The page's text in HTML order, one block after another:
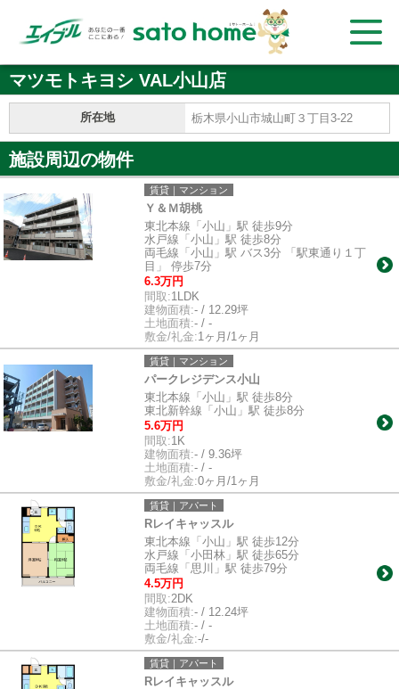
マツモトキヨシ VAL小山店
所在地 栃木県小山市城山町３丁目3-22
施設周辺の物件
賃貸｜マンション
Ｙ＆Ｍ胡桃
東北本線「小山」駅 徒歩9分
水戸線「小山」駅 徒歩8分
両毛線「小山」駅 バス3分 「駅東通り１丁
目」 停歩7分
6.3万円
間取:1LDK
建物面積:- / 12.29坪
土地面積:- / -
敷金/礼金:1ヶ月/1ヶ月
賃貸｜マンション
パークレジデンス小山
東北本線「小山」駅 徒歩8分
東北新幹線「小山」駅 徒歩8分
5.6万円
間取:1K
建物面積:- / 9.36坪
土地面積:- / -
敷金/礼金:0ヶ月/1ヶ月
賃貸｜アパート
Rレイキャッスル
東北本線「小山」駅 徒歩12分
水戸線「小田林」駅 徒歩65分
両毛線「思川」駅 徒歩79分
4.5万円
間取:2DK
建物面積:- / 12.24坪
土地面積:- / -
敷金/礼金:-/-
賃貸｜アパート
Rレイキャッスル